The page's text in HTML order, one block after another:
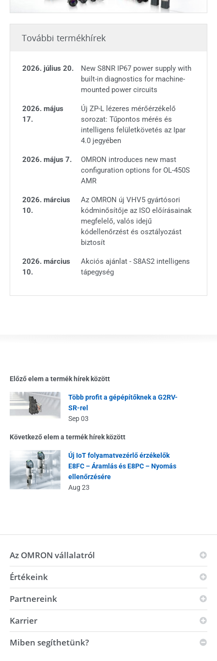
További termékhírek
2026. július 20.
New S8NR IP67 power supply with
built-in diagnostics for machine-
mounted power circuits
2026. május
17.
Új ZP-L lézeres mérőérzékelő
sorozat: Tűpontos mérés és
intelligens felületkövetés az Ipar
4.0 jegyében
2026. május 7.
OMRON introduces new mast
configuration options for OL-450S
AMR
2026. március
10.
Az OMRON új VHV5 gyártósori
kódminősítője az ISO előírásainak
megfelelő, valós idejű
kódellenőrzést és osztályozást
biztosít
2026. március
10.
Akciós ajánlat - S8AS2 intelligens
tápegység
Előző elem a termék hírek között
Több profit a gépépítőknek a G2RV-
SR-rel
Sep 03
Következő elem a termék hírek között
Új IoT folyamatvezérlő érzékelők
E8FC – Áramlás és E8PC – Nyomás
ellenőrzésére
Aug 23
Az OMRON vállalatról
Az OMRON-alapelvek
Globális jelenlét
Környezetvédelem
Fenntarthatóság
Értékeink
Jövőkép
Erősség
Automatizálási Központ
Partnereink
Innovációs partnerek
Karrier
Álláslehetőségek
Miben segíthetünk?